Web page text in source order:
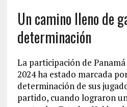
Un camino lleno de
determinación
La participación de
2024 ha estado marcada
determinación de sus
partido, cuando lograron